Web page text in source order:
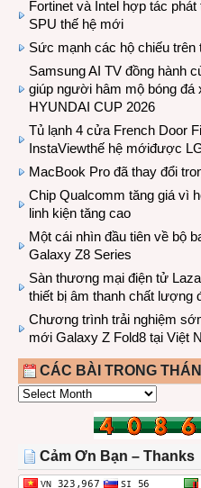
Fortinet và Intel hợp tác
SPU thế hệ mới
Sức mạnh các hộ chiếu trên
Samsung AI TV đồng hành
giúp người hâm mộ bóng đá
HYUNDAI CUP 2026
Tủ lạnh 4 cửa French Door
InstaViewthế hệ mớiđược
MacBook Pro đã thay đổi
Chip Qualcomm tăng giá vì
linh kiện tăng cao
Một cái nhìn đầu tiên về bộ
Galaxy Z8 Series
Sàn thương mại điện tử
thiết bị âm thanh chất lượng
Chương trình trải nghiệm
mới Galaxy Z Fold8 tại Việt
CÁC BÀI TRONG
CÁC
THÁNG
Cảm Ơn Bạn – Thanks